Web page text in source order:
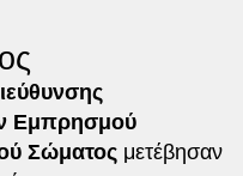
Εμπρησμού
Σώματοςμετέβησαν